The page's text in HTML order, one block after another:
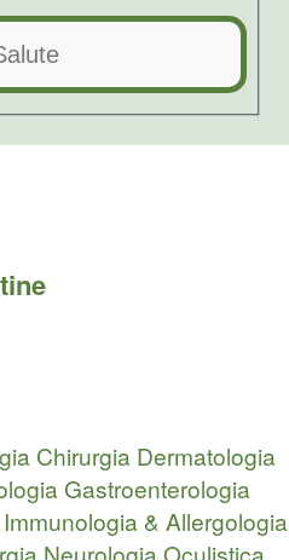
Chirurgia Dermatologia
Gastroenterologia
Immunologia & Allergologia